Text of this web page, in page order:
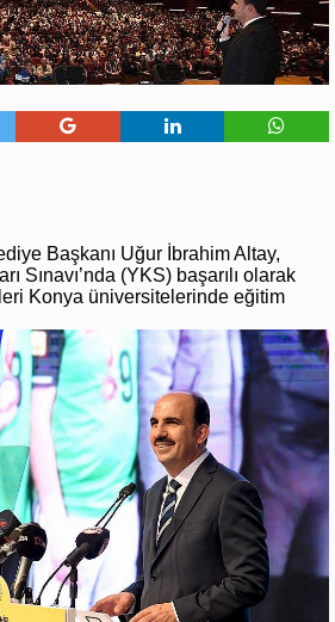
Başkanı Uğur İbrahim Altay,
Sınavı’nda (YKS) başarılı olarak
Konya üniversitelerinde eğitim